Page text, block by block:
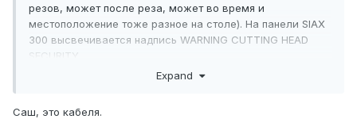
резов, может после реза, может во время и
местоположение тоже разное на столе). На панели SIAX
300 высвечивается надпись WARNING CUTTING HEAD
SECURITY.
После нажатия кнопки START продолжает резать с этого
Expand
Саш, это кабеля.